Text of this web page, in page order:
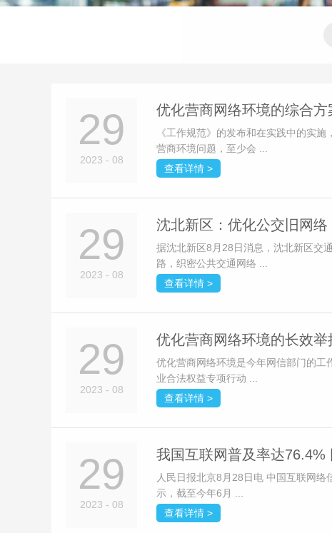
29
2023 - 08
优化营商网络环境的综合方
《工作规范》的发布和在实践中的实
营商环境问题，至少会 ...
查看详情 >
29
2023 - 08
沈北新区：优化公交旧网
据沈北新区8月28日消息，沈北新区交
路，织密公共交通网络 ...
查看详情 >
29
2023 - 08
优化营商网络环境的长效举
优化营商网络环境是今年网信部门的
业合法权益专项行动 ...
查看详情 >
29
2023 - 08
我国互联网普及率达76.4%
人民日报北京8月28日电 中国互联网
示，截至今年6月 ...
查看详情 >